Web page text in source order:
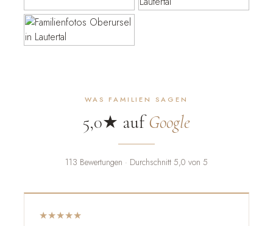
WAS FAMILIEN SAGEN
5,0★ aufGoogle
113 Bewertungen · Durchschnitt 5,0 von 5
★★★★★